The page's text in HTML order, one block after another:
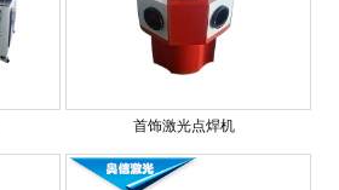
首饰激光点焊机